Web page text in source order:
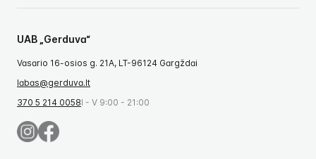
UAB „Gerduva“
Vasario 16-osios g. 21A, LT-96124 Gargždai
labas@gerduva.lt
370 5 214 0058I - V 9:00 - 21:00